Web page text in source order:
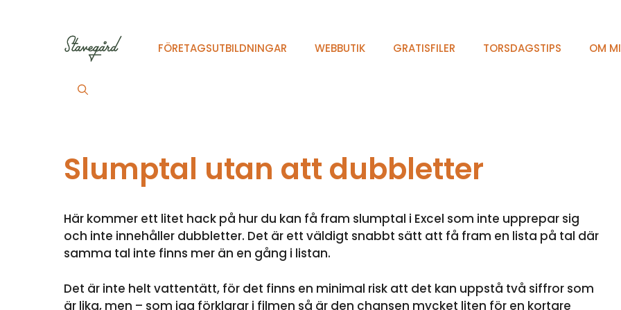
FÖRETAGSUTBILDNINGAR WEBBUTIK GRATISFILER TORSDAGSTIPS OM
Slumptal utan att dubbletter
Här kommer ett litet hack på hur du kan få fram slumptal i Excel som inte upprepar sig
och inte innehåller dubbletter. Det är ett väldigt snabbt sätt att få fram en lista på tal där
samma tal inte finns mer än en gång i listan.
Det är inte helt vattentätt, för det finns en minimal risk att det kan uppstå två siffror som
är lika, men – som jag förklarar i filmen så är den chansen mycket liten för en kortare